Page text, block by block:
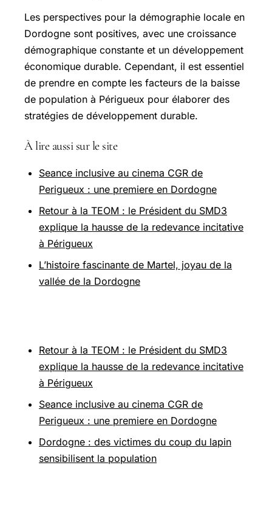
Les perspectives pour la démographie locale en
Dordogne sont positives, avec une croissance
démographique constante et un développement
économique durable. Cependant, il est essentiel
de prendre en compte les facteurs de la baisse
de population à Périgueux pour élaborer des
stratégies de développement durable.
À lire aussi sur le site
Seance inclusive au cinema CGR de
Perigueux : une premiere en Dordogne
Retour à la TEOM : le Président du SMD3
explique la hausse de la redevance incitative
à Périgueux
L’histoire fascinante de Martel, joyau de la
vallée de la Dordogne
Retour à la TEOM : le Président du SMD3
explique la hausse de la redevance incitative
à Périgueux
Seance inclusive au cinema CGR de
Perigueux : une premiere en Dordogne
Dordogne : des victimes du coup du lapin
sensibilisent la population